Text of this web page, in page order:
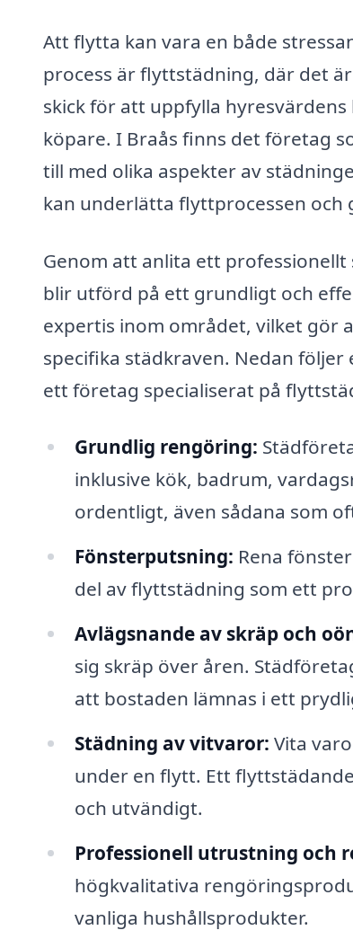
Att flytta kan vara en både
process är flyttstädning, där det
skick för att uppfylla
köpare. I Braås finns det företag
till med olika aspekter av
kan underlätta flyttprocessen och
Genom att anlita ett
blir utförd på ett grundligt och
expertis inom området, vilket gör
specifika städkraven. Nedan
ett företag specialiserat på
Grundlig rengöring:
inklusive kök, badrum,
ordentligt, även sådana som
Fönsterputsning: Rena
del av flyttstädning som ett
Avlägsnande av skräp och
sig skräp över åren.
att bostaden lämnas i ett
Städning av vitvaror: Vita
under en flytt. Ett
och utvändigt.
Professionell utrustning och
högkvalitativa
vanliga hushållsprodukter.